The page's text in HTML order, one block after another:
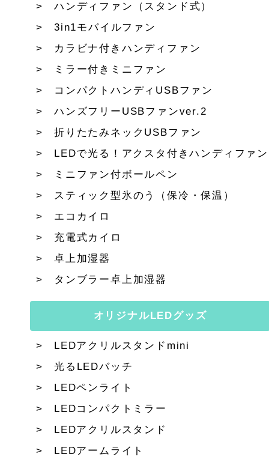
ハンディファン（スタンド式）
3in1モバイルファン
カラビナ付きハンディファン
ミラー付きミニファン
コンパクトハンディUSBファン
ハンズフリーUSBファンver.2
折りたたみネックUSBファン
LEDで光る！アクスタ付きハンディファン
ミニファン付ボールペン
スティック型氷のう（保冷・保温）
エコカイロ
充電式カイロ
卓上加湿器
タンブラー卓上加湿器
オリジナルLEDグッズ
LEDアクリルスタンドmini
光るLEDバッチ
LEDペンライト
LEDコンパクトミラー
LEDアクリルスタンド
LEDアームライト